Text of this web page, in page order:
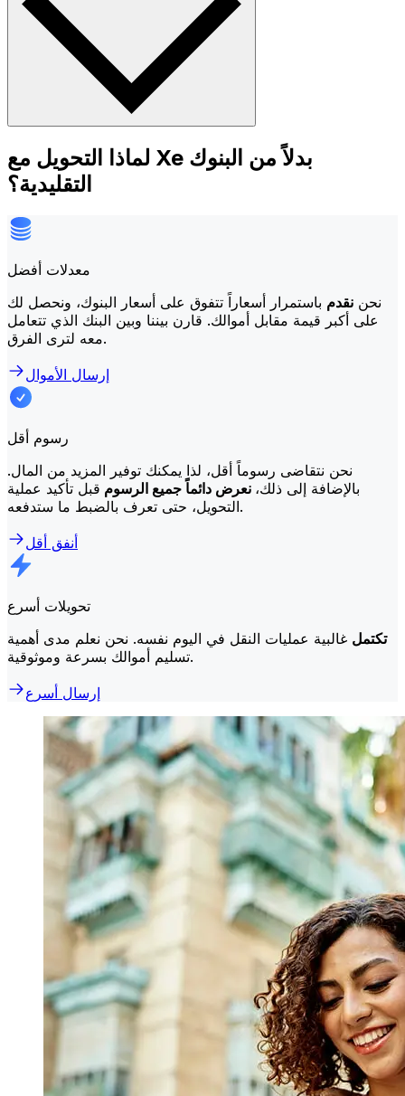
لماذا التحويل مع Xe بدلاً من البنوك
التقليدية؟
معدلات أفضل
نحن نقدم باستمرار أسعاراً تتفوق على أسعار البنوك، ونحصل لك
على أكبر قيمة مقابل أموالك. قارن بيننا وبين البنك الذي تتعامل
معه لترى الفرق.
إرسال الأموال
رسوم أقل
نحن نتقاضى رسوماً أقل، لذا يمكنك توفير المزيد من المال.
بالإضافة إلى ذلك، نعرض دائماً جميع الرسوم قبل تأكيد عملية
التحويل، حتى تعرف بالضبط ما ستدفعه.
أنفق أقل
تحويلات أسرع
تكتمل غالبية عمليات النقل في اليوم نفسه. نحن نعلم مدى أهمية
تسليم أموالك بسرعة وموثوقية.
إرسال أسرع